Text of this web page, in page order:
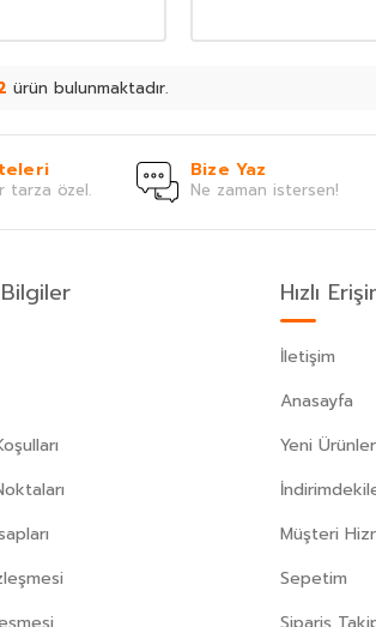
ürün bulunmaktadır.
tarza özel.
Bize Yaz
Ne zaman istersen!
Hızlı
İletişim
Anasayfa
Yeni Ürünler
Müşteri
Sepetim